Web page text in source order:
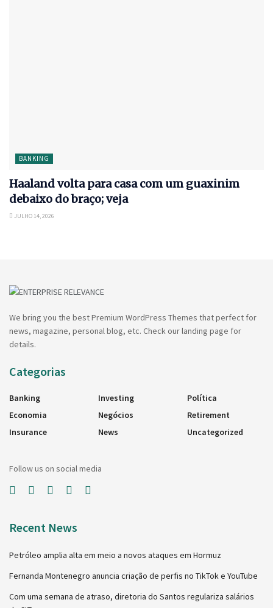
BANKING
Haaland volta para casa com um guaxinim
debaixo do braço; veja
JULHO 14, 2026
We bring you the best Premium WordPress Themes that perfect for
news, magazine, personal blog, etc. Check our landing page for
details.
Categorias
Banking
Economia
Insurance
Investing
Negócios
News
Política
Retirement
Uncategorized
Follow us on social media
Recent News
Petróleo amplia alta em meio a novos ataques em Hormuz
Fernanda Montenegro anuncia criação de perfis no TikTok e YouTube
Com uma semana de atraso, diretoria do Santos regulariza salários